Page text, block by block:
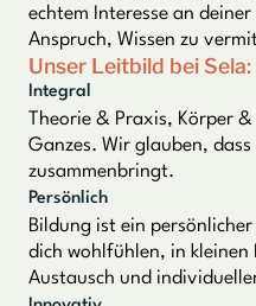
echtem Interesse an
Anspruch, Wissen zu
Unser Leitbild bei Sela:
Integral
Theorie & Praxis, Körper
Ganzes. Wir glauben,
zusammenbringt.
Persönlich
Bildung ist ein
dich wohlfühlen, in kleinen
Austausch und